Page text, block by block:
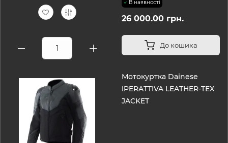
В наявності
26 000.00 грн.
До кошика
Мотокуртка Dainese
IPERATTIVA LEATHER-TEX
JACKET